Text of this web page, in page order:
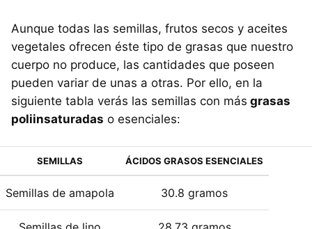
Aunque todas las semillas, frutos secos y aceites
vegetales ofrecen éste tipo de grasas que nuestro
cuerpo no produce, las cantidades que poseen
pueden variar de unas a otras. Por ello, en la
siguiente tabla verás las semillas con más grasas
poliinsaturadas o esenciales:
SEMILLAS ÁCIDOS GRASOS ESENCIALES
Semillas de amapola 30.8 gramos